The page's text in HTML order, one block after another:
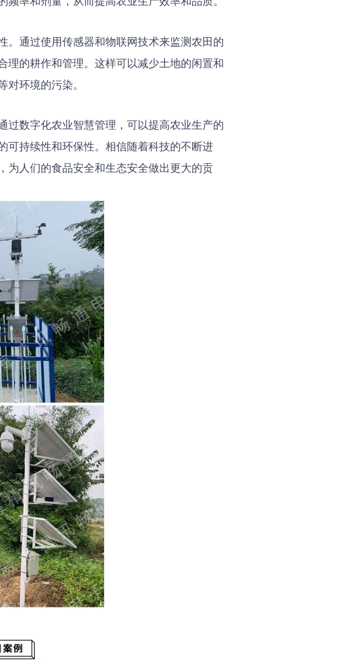
。通过使用传感器和物联网技术来监测农田的
理的耕作和管理。这样可以减少土地的闲置和
环境的污染。
过数字化农业智慧管理，可以提高农业生产的
可持续性和环保性。相信随着科技的不断进
为人们的食品安全和生态安全做出更大的贡